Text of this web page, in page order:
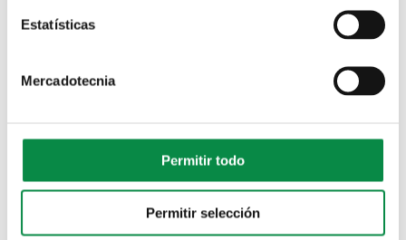
Estatísticas
Mercadotecnia
Permitir todo
Permitir selección
Charo Pita e Laura Ramos Cuba presentan
“Rascamasseiras” que foron premiadas no
Certame de Poesía Erótica Illas Sisargas
Imagen: